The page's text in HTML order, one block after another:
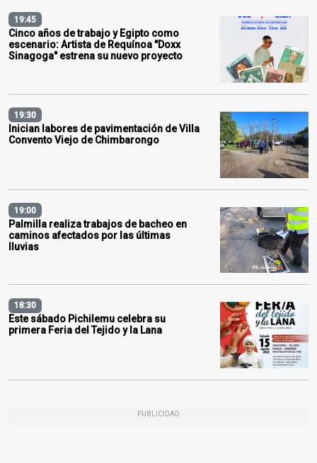
19:45
Cinco años de trabajo y Egipto como
escenario: Artista de Requínoa "Doxx
Sinagoga" estrena su nuevo proyecto
19:30
Inician labores de pavimentación de Villa
Convento Viejo de Chimbarongo
19:00
Palmilla realiza trabajos de bacheo en
caminos afectados por las últimas
lluvias
18:30
Este sábado Pichilemu celebra su
primera Feria del Tejido y la Lana
PUBLICIDAD